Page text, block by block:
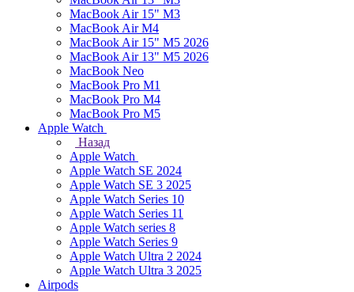
MacBook Air 15" M3
MacBook Air M4
MacBook Air 15" М5 2026
MacBook Air 13" М5 2026
MacBook Neo
MacBook Pro M1
MacBook Pro M4
MacBook Pro M5
Apple Watch
Назад
Apple Watch
Apple Watch SE 2024
Apple Watch SE 3 2025
Apple Watch Series 10
Apple Watch Series 11
Apple Watch series 8
Apple Watch Series 9
Apple Watch Ultra 2 2024
Apple Watch Ultra 3 2025
Airpods